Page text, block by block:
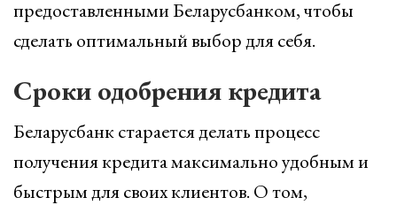
предоставленными Беларусбанком, чтобы
сделать оптимальный выбор для себя.
Сроки одобрения кредита
Беларусбанк старается делать процесс
получения кредита максимально удобным и
быстрым для своих клиентов. О том,